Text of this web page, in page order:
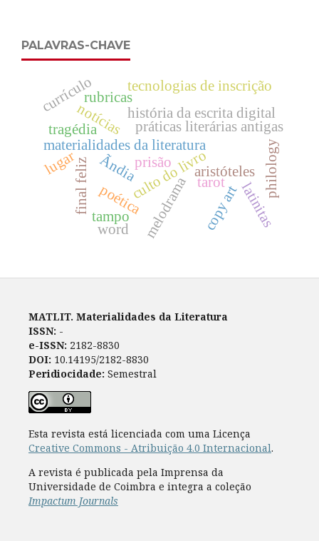
PALAVRAS-CHAVE
materialidades da literatura
Ãndia
práticas literárias antigas
culto do livroaristóteles
poética
final feliz
tragédia
melodrama
história da escrita digital
prisão
tarot
tampo
notícias
philology
word
rubricas
latinitas
copy art
tecnologias de inscrição
lugar
currículo
MATLIT. Materialidades da Literatura
ISSN: -
e-ISSN: 2182-8830
DOI: 10.14195/2182-8830
Peridiocidade: Semestral
Esta revista está licenciada com uma Licença
Creative Commons - Atribuição 4.0 Internacional.
A revista é publicada pela Imprensa da
Universidade de Coimbra e integra a coleção
Impactum Journals